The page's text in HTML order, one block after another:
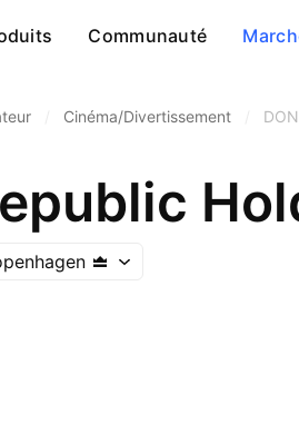
Communauté
Cinéma/Divertissement